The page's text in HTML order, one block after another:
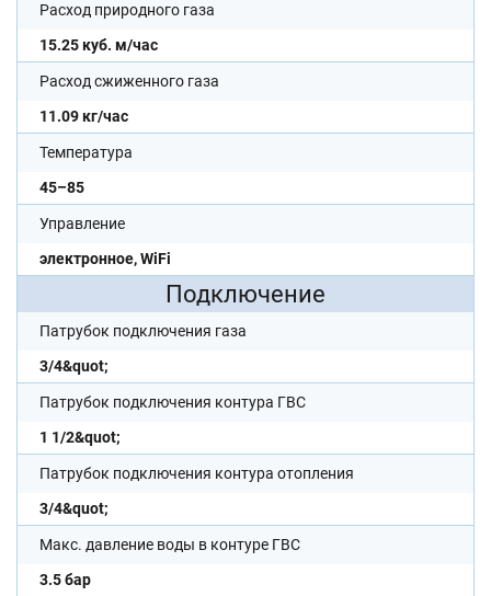
Расход природного газа
15.25 куб. м/час
Расход сжиженного газа
11.09 кг/час
Температура
45–85
Управление
электронное, WiFi
Подключение
Патрубок подключения газа
3/4&quot;
Патрубок подключения контура ГВС
1 1/2&quot;
Патрубок подключения контура отопления
3/4&quot;
Макс. давление воды в контуре ГВС
3.5 бар